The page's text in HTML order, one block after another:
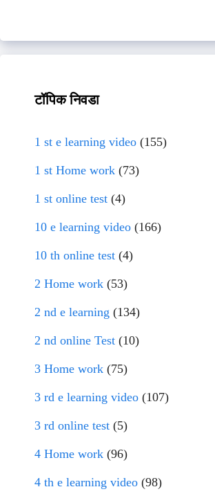
टॉपिक निवडा
1 st e learning video (155)
1 st Home work (73)
1 st online test (4)
10 e learning video (166)
10 th online test (4)
2 Home work (53)
2 nd e learning (134)
2 nd online Test (10)
3 Home work (75)
3 rd e learning video (107)
3 rd online test (5)
4 Home work (96)
4 th e learning video (98)